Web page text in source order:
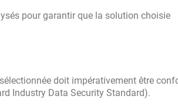
pour garantir que la solution choisie
doit impérativement être
Industry Data Security Standard).